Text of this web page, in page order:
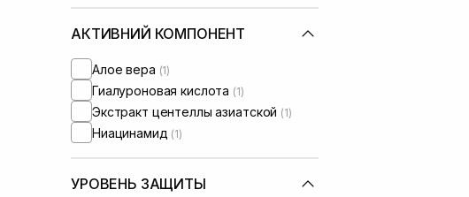
Кожа лица с нарушенным
барьером(+2)
АКТИВНИЙ КОМПОНЕНТ
Алое вера (1)
Гиалуроновая кислота (1)
Экстракт центеллы азиатской (1)
Ниацинамид (1)
УРОВЕНЬ ЗАЩИТЫ